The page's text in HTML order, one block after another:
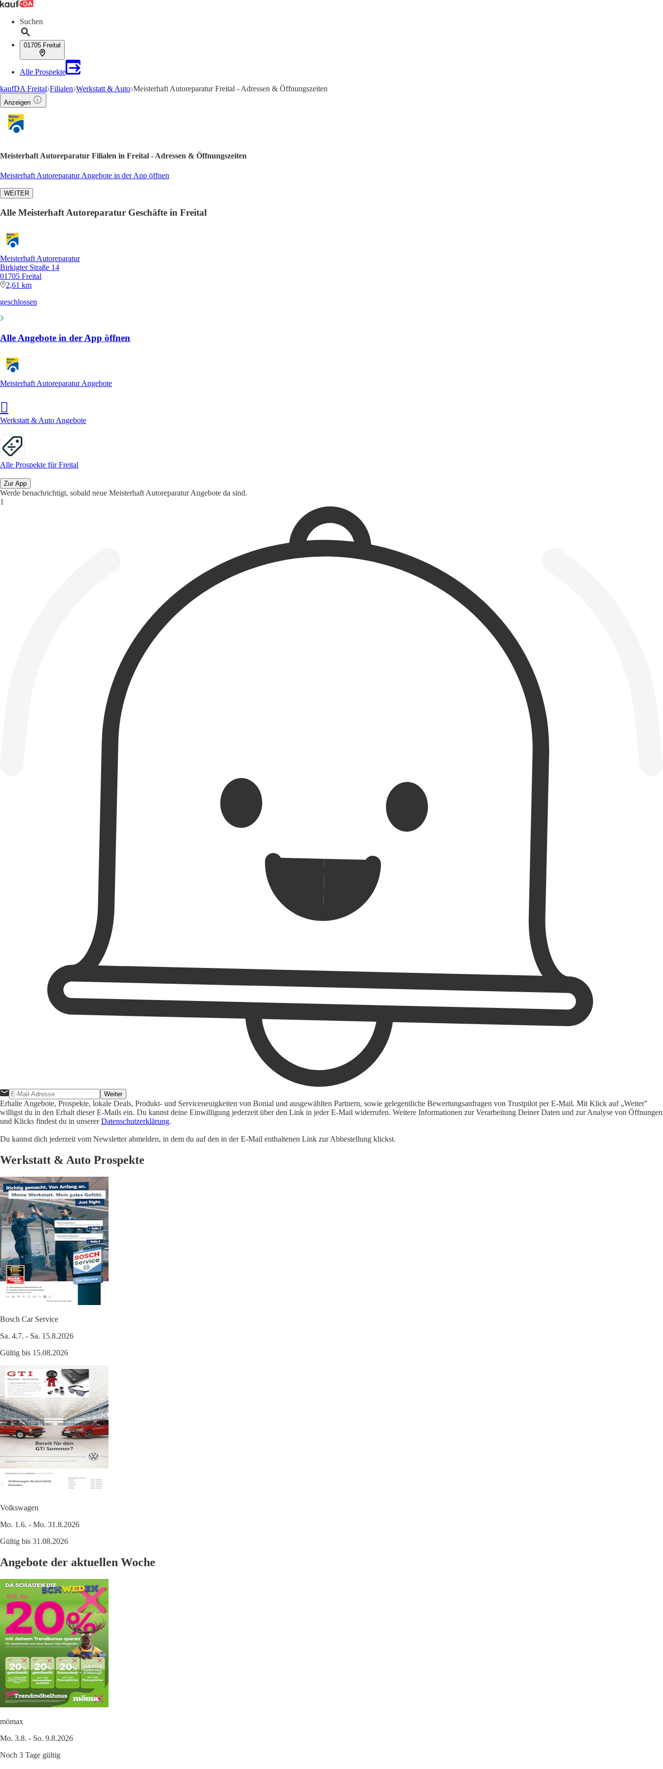
Suchen
01705 Freital
Alle Prospekte
kaufDA Freital Filialen Werkstatt & Auto Meisterhaft Autoreparatur Freital - Adressen & Öffnungszeiten
Anzeigen
Meisterhaft Autoreparatur Filialen in Freital - Adressen & Öffnungszeiten
Meisterhaft Autoreparatur Angebote in der App öffnen
WEITER
Alle Meisterhaft Autoreparatur Geschäfte in Freital
Meisterhaft Autoreparatur
Birkigter Straße 14
01705 Freital
2,61 km
geschlossen
Alle Angebote in der App öffnen
Meisterhaft Autoreparatur Angebote
Werkstatt & Auto Angebote
Alle Prospekte für Freital
Zur App
Werde benachrichtigt, sobald neue Meisterhaft Autoreparatur Angebote da sind.
Weiter
Erhalte Angebote, Prospekte, lokale Deals, Produkt- und Serviceneuigkeiten von Bonial und ausgewählten Partnern, sowie gelegentliche Bewertungsanfragen von Trustpilot per E-Mail. Mit Klick auf „Weiter"
willigst du in den Erhalt dieser E-Mails ein. Du kannst deine Einwilligung jederzeit über den Link in jeder E-Mail widerrufen. Weitere Informationen zur Verarbeitung Deiner Daten und zur Analyse von Öffnungen
und Klicks findest du in unsererDatenschutzerklärung.
Du kannst dich jederzeit vom Newsletter abmelden, in dem du auf den in der E-Mail enthaltenen Link zur Abbestellung klickst.
Werkstatt & Auto Prospekte
Bosch Car Service
Sa. 4.7. - Sa. 15.8.2026
Gültig bis 15.08.2026
Volkswagen
Mo. 1.6. - Mo. 31.8.2026
Gültig bis 31.08.2026
Angebote der aktuellen Woche
mömax
Mo. 3.8. - So. 9.8.2026
Noch 3 Tage gültig